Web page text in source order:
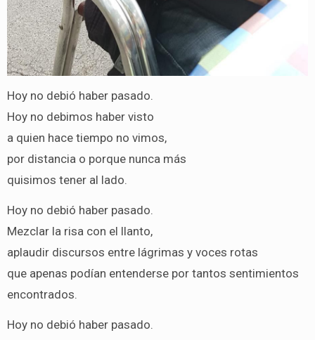
Hoy no debió haber pasado.
Hoy no debimos haber visto
a quien hace tiempo no vimos,
por distancia o porque nunca más
quisimos tener al lado.
Hoy no debió haber pasado.
Mezclar la risa con el llanto,
aplaudir discursos entre lágrimas y voces rotas
que apenas podían entenderse por tantos sentimientos
encontrados.
Hoy no debió haber pasado.